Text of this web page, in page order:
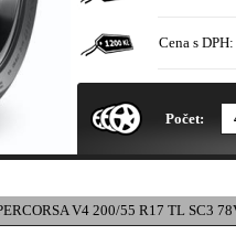
Cena s DPH:
Počet:
V4 200/55 R17 TL SC3